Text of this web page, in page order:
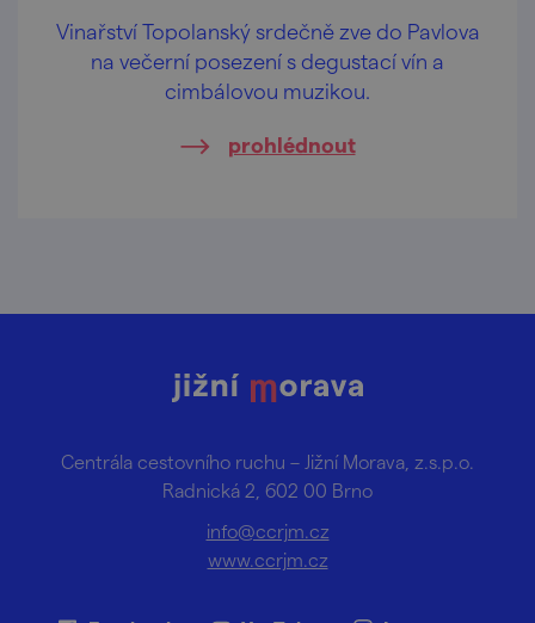
Vinařství Topolanský srdečně zve do Pavlova
na večerní posezení s degustací vín a
cimbálovou muzikou.
prohlédnout
Centrála cestovního ruchu – Jižní Morava, z.s.p.o.
Radnická 2, 602 00 Brno
info@ccrjm.cz
www.ccrjm.cz